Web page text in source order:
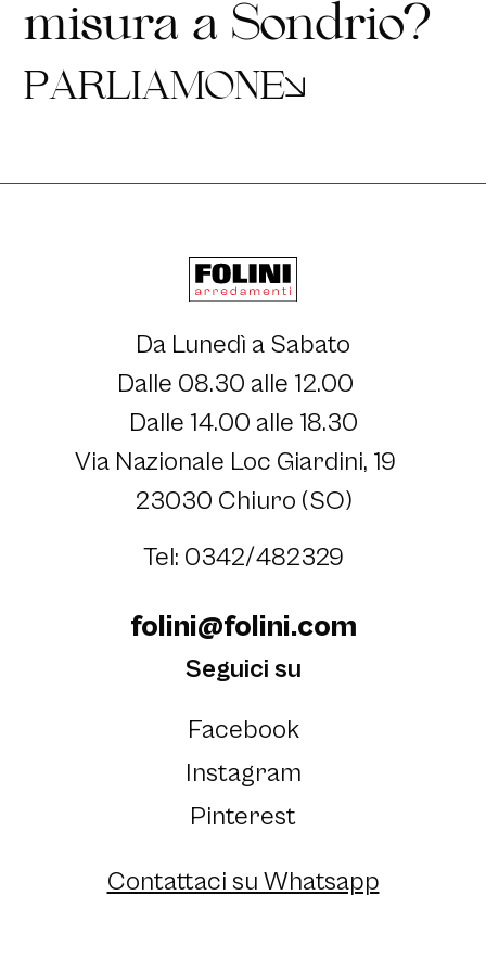
misura a Sondrio?
PARLIAMONE
Da Lunedì a Sabato
Dalle 08.30 alle 12.00
Dalle 14.00 alle 18.30
Via Nazionale Loc Giardini, 19
23030 Chiuro (SO)
Tel: 0342/482329
folini@folini.com
Seguici su
Facebook
Instagram
Pinterest
Contattaci su Whatsapp